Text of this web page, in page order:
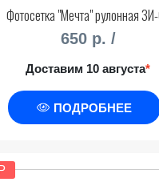
Фотосетка "Мечта" рулонная
650 р. /
Доставим 10 августа*
ПОДРОБНЕЕ